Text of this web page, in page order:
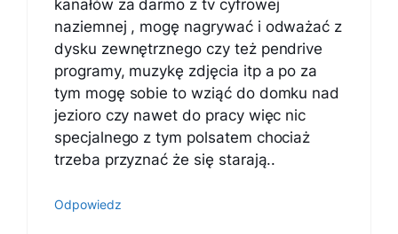
kanałów za darmo z tv cyfrowej
naziemnej , mogę nagrywać i odważać z
dysku zewnętrznego czy też pendrive
programy, muzykę zdjęcia itp a po za
tym mogę sobie to wziąć do domku nad
jezioro czy nawet do pracy więc nic
specjalnego z tym polsatem chociaż
trzeba przyznać że się starają..
Odpowiedz